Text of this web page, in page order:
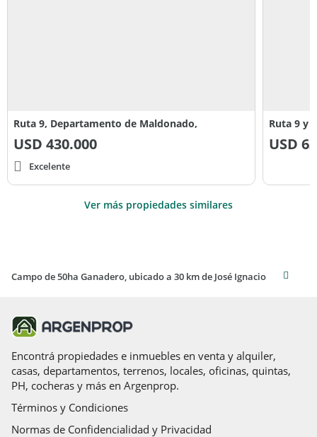
Ruta 9, Departamento de Maldonado,
USD 430.000
Excelente
Ruta 9 y
USD
Ver más propiedades similares
Campo de 50ha Ganadero, ubicado a 30 km de José Ignacio
Encontrá propiedades e inmuebles en venta y alquiler,
casas, departamentos, terrenos, locales, oficinas, quintas,
PH, cocheras y más en Argenprop.
Términos y Condiciones
Normas de Confidencialidad y Privacidad